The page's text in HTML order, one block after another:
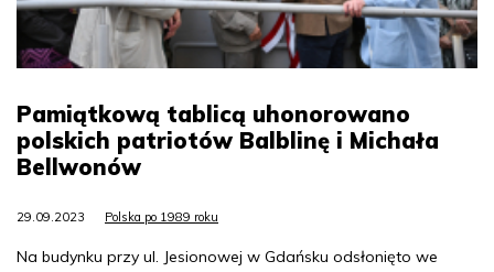
Pamiątkową tablicą uhonorowano
polskich patriotów Balblinę i Michała
Bellwonów
29.09.2023 Polska po 1989 roku
Na budynku przy ul. Jesionowej w Gdańsku odsłonięto we